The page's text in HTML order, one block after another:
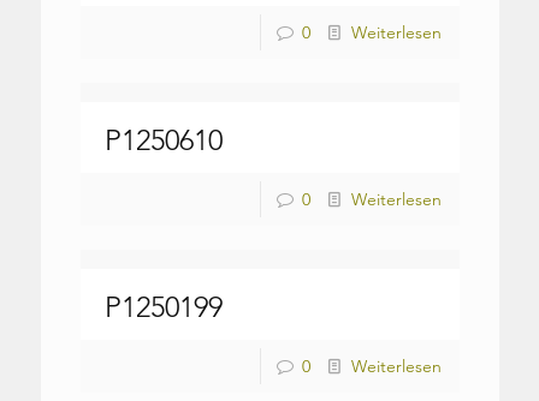
0 Weiterlesen
P1250610
0 Weiterlesen
P1250199
0 Weiterlesen